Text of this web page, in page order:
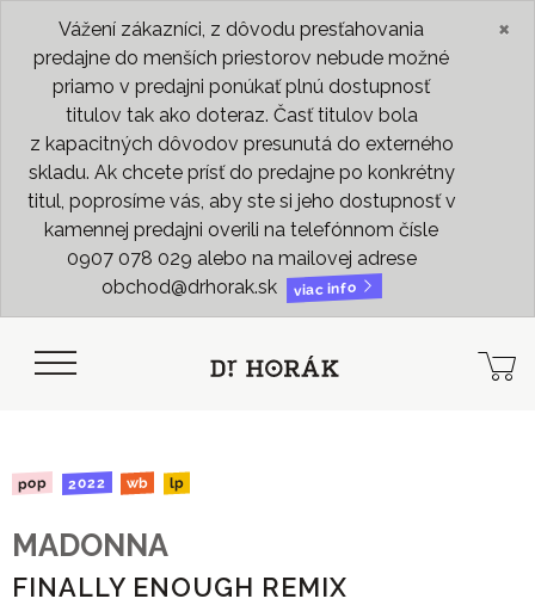
Vážení zákazníci, z dôvodu presťahovania
predajne do menších priestorov nebude možné
priamo v predajni ponúkať plnú dostupnosť
titulov tak ako doteraz. Časť titulov bola
z kapacitných dôvodov presunutá do externého
skladu. Ak chcete prísť do predajne po konkrétny
titul, poprosíme vás, aby ste si jeho dostupnosť v
kamennej predajni overili na telefónnom čísle
0907 078 029 alebo na mailovej adrese
obchod@drhorak.sk
viac info
×
pop 2022 wb lp
MADONNA
FINALLY ENOUGH REMIX